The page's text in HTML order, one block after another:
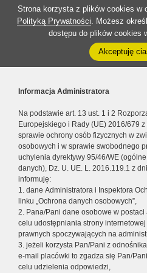
Strona korzysta z plików cookies w
Polityką Prywatności. Możesz
dostępu do plików cookies
Akceptuję
Informacja Administratora
Na podstawie art. 13 ust. 1 i 2
Europejskiego i Rady (UE) 2016/679
sprawie ochrony osób fizycznych w
osobowych i w sprawie swobodnego
uchylenia dyrektywy 95/46/WE
danych), Dz. U. UE. L. 2016.119.1 z
informuję:
1. dane Administratora i Inspektora
linku „Ochrona danych osobowych”,
2. Pana/Pani dane osobowe w postaci
celu udostępniania strony
prawnych spoczywających na
3. jeżeli korzysta Pan/Pani z
e-mail placówki to zgadza się Pan/
celu udzielenia odpowiedzi,